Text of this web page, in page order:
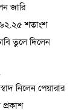
জারি
শতাংশ
তুলে দিলেন
নিলেন পেয়ারার
প্রকাশ